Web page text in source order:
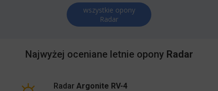
wszystkie opony
Radar
Najwyżej oceniane letnie opony Radar
Radar Argonite RV-4